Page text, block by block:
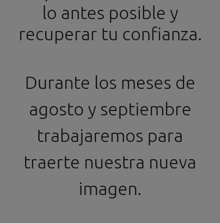
Distribuidor Oficial
info@ssgproducts.com
+34 644 54 77 87
Horario de 16h a 20h
Maquetas Fotograbados Calcas
lo antes posible y
recuperar tu confianza.
Durante los meses de
agosto y septiembre
trabajaremos para
traerte nuestra nueva
imagen.